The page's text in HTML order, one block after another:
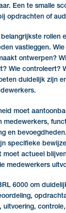
Een te smalle
opdrachten of
rollen
vastleggen.
ontwerpen?
Wie controleert?
duidelijk zijn
moet
medewerkers,
en
specifieke
moet actueel
medewerkers
6000 om
uitvoering,